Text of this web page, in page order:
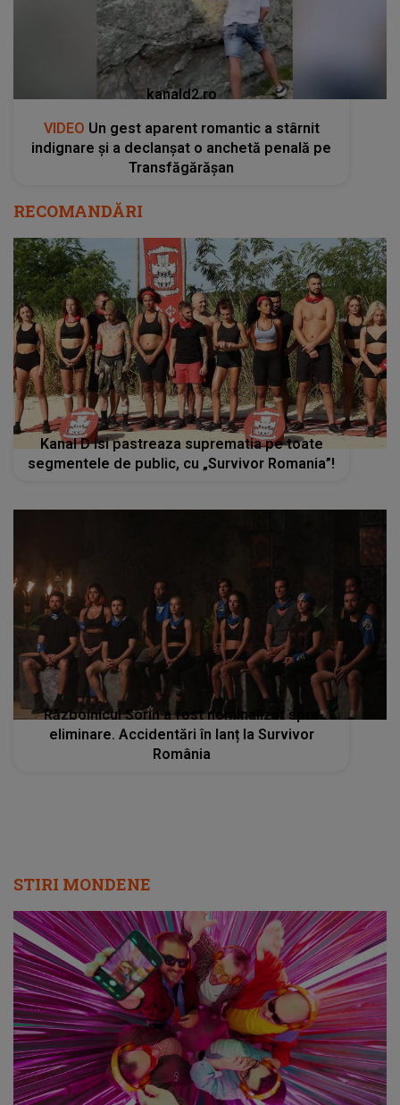
kanald2.ro
VIDEO Un gest aparent romantic a stârnit
indignare și a declanșat o anchetă penală pe
Transfăgărășan
RECOMANDĂRI
Kanal D isi pastreaza suprematia pe toate
segmentele de public, cu „Survivor Romania”!
Războinicul Sorin a fost nominalizat spre
eliminare. Accidentări în lanț la Survivor
România
STIRI MONDENE